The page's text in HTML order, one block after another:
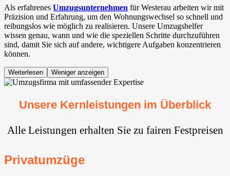
Als erfahrenes Umzugsunternehmen für Westerau arbeiten wir mit
Präzision und Erfahrung, um den Wohnungswechsel so schnell und
reibungslos wie möglich zu realisieren. Unsere Umzugshelfer
wissen genau, wann und wie die speziellen Schritte durchzuführen
sind, damit Sie sich auf andere, wichtigere Aufgaben konzentrieren
können.
Weiterlesen Weniger anzeigen
Unsere Kernleistungen im Überblick
Alle Leistungen erhalten Sie zu fairen Festpreisen
Privatumzüge